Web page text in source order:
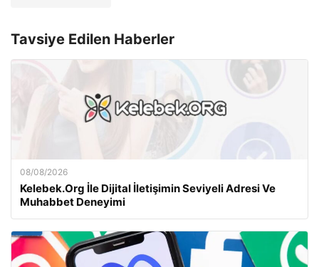
Tavsiye Edilen Haberler
08/08/2026
Kelebek.Org İle Dijital İletişimin Seviyeli Adresi Ve
Muhabbet Deneyimi